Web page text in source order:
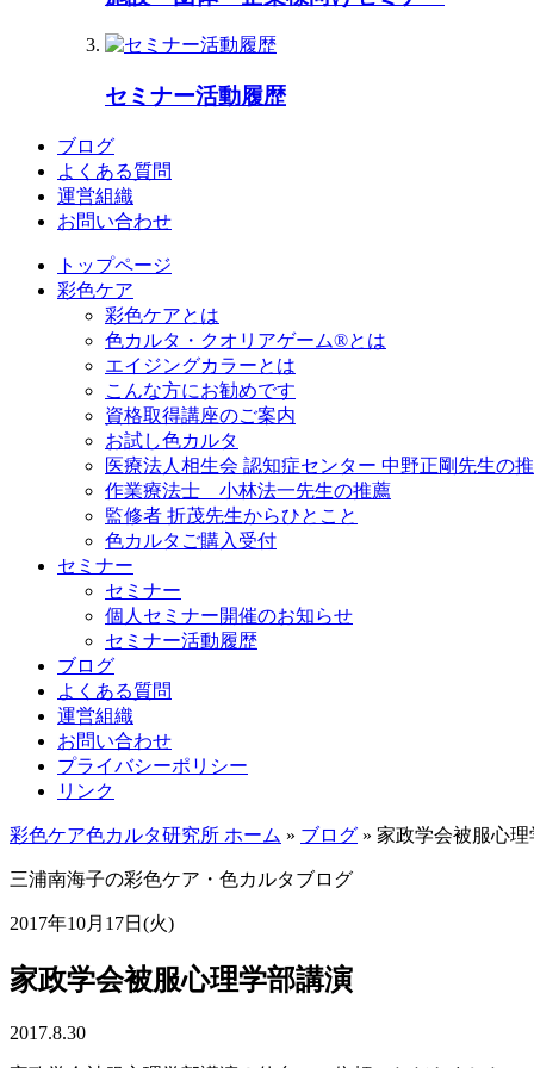
セミナー活動履歴
ブログ
よくある質問
運営組織
お問い合わせ
トップページ
彩色ケア
彩色ケアとは
色カルタ・クオリアゲーム®とは
エイジングカラーとは
こんな方にお勧めです
資格取得講座のご案内
お試し色カルタ
医療法人相生会 認知症センター 中野正剛先生の
作業療法士 小林法一先生の推薦
監修者 折茂先生からひとこと
色カルタご購入受付
セミナー
セミナー
個人セミナー開催のお知らせ
セミナー活動履歴
ブログ
よくある質問
運営組織
お問い合わせ
プライバシーポリシー
リンク
彩色ケア色カルタ研究所 ホーム » ブログ » 家政学会被服心理
三浦南海子の彩色ケア・色カルタブログ
2017年10月17日(火)
家政学会被服心理学部講演
2017.8.30